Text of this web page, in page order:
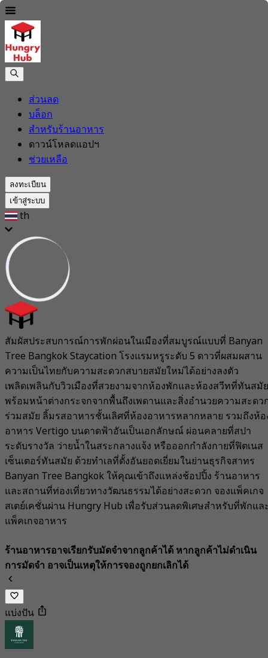
ส่วนลด
บล็อก
สำหรับร้านอาหาร
ดาวน์โหลดแอปฯ
ช่วยเหลือ
ลงทะเบียน
เข้าสู่ระบบ
th
สัมผัสประสบการณ์การพักผ่อนในเมืองที่สมบูรณ์แบบที่ Banyan
Tree Bangkok Staycation โรงแรมหรูระดับ 5 ดาวที่ผสมผสาน
ความเป็นไทยกับความสะดวกสบายสมัยใหม่ได้อย่างลงตัว
เพลิดเพลินกับวิวเมืองที่สวยงามจากห้องพักและห้องสวีทที่ทันสมัย
พร้อมหน้าต่างกระจกจากพื้นถึงเพดานและสิ่งอำนวยความสะดว
ร่วมสมัย ลิ้มรสอาหารชั้นเลิศที่ห้องอาหารหลากหลาย รวมถึงห้อ
อาหาร Vertigo บนดาดฟ้าอันเป็นเอกลักษณ์ ผ่อนคลายที่สปา
ระดับรางวัล ว่ายน้ำในสระกลางแจ้ง หรือออกกำลังกายที่ฟิตเนส
เซ็นเตอร์ทันสมัย ด้วยทำเลที่ตั้งอันยอดเยี่ยมในย่านธุรกิจสาทร
Banyan Tree Bangkok ให้คุณเข้าถึงแหล่งช้อปปิ้ง ร้านอาหาร
และสถานที่ท่องเที่ยวทางวัฒนธรรมได้อย่างสะดวก จองแพ็คเกจ
สเตย์เคชั่นผ่าน Hungry Hub เพื่อรับส่วนลดพิเศษสำหรับที่พักแล
แพ็คเกจอาหาร
ร้านอาหารอาจเรียกรับมัดจำจากลูกค้าได้ หากลูกค้าไม่ดำเนิน
การมัดจำ อาจเป็นเหตุให้การจองถูกยกเลิกได้
แบ่งปัน